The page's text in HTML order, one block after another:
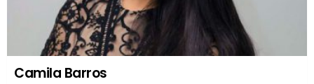
Camila Barros